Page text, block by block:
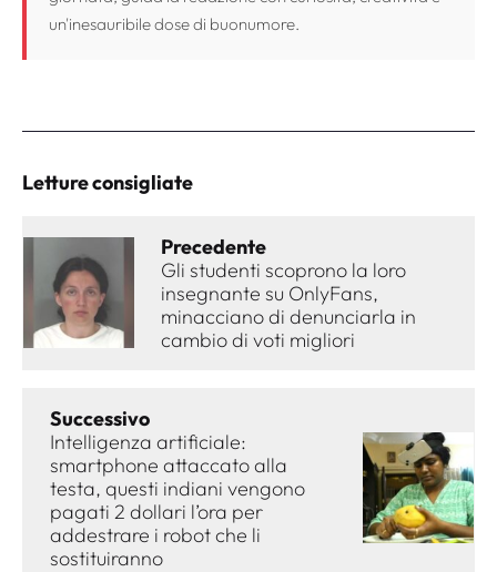
un'inesauribile dose di buonumore.
Letture consigliate
Precedente
Gli studenti scoprono la loro
insegnante su OnlyFans,
minacciano di denunciarla in
cambio di voti migliori
Successivo
Intelligenza artificiale:
smartphone attaccato alla
testa, questi indiani vengono
pagati 2 dollari l’ora per
addestrare i robot che li
sostituiranno